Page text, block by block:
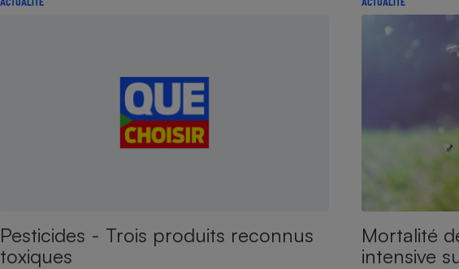
Pesticides - Trois produits reconnus
toxiques
Mortalité
intensive